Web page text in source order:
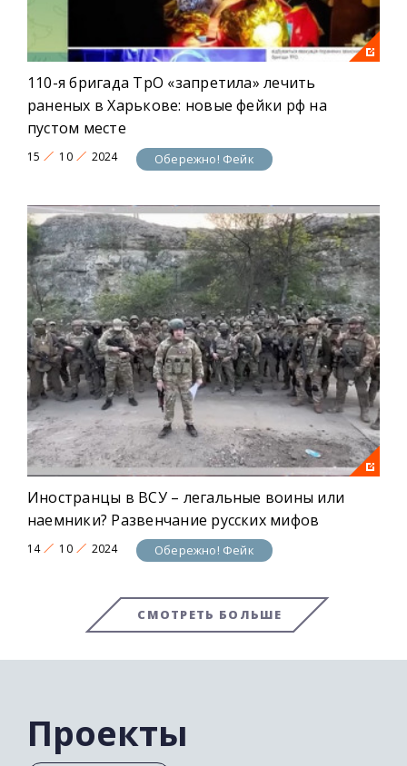
110-я бригада ТрО «запретила» лечить
раненых в Харькове: новые фейки рф на
пустом месте
15 10 2024 Обережно! Фейк
Иностранцы в ВСУ – легальные воины или
наемники? Развенчание русских мифов
14 10 2024 Обережно! Фейк
СМОТРЕТЬ БОЛЬШЕ
Проекты